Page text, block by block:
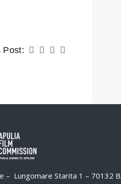
Post:
– Lungomare Starita 1 – 70132